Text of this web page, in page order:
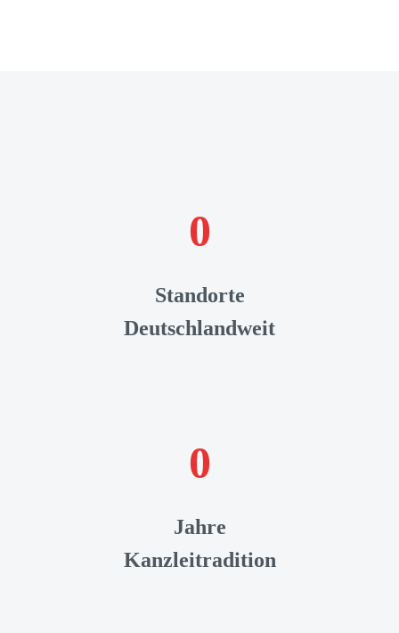
0
Standorte
Deutschlandweit
0
Jahre
Kanzleitradition